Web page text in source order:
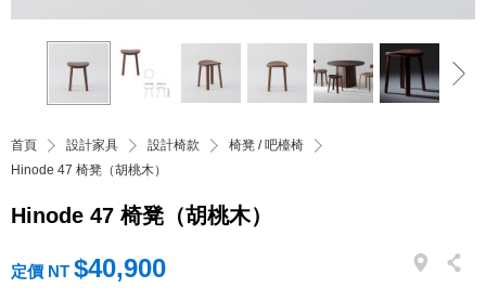
首頁 設計家具 設計椅款
椅凳 / 吧檯椅
Hinode 47 椅凳（胡桃木）
Hinode 47 椅凳（胡桃木）
定價 NT $40,900